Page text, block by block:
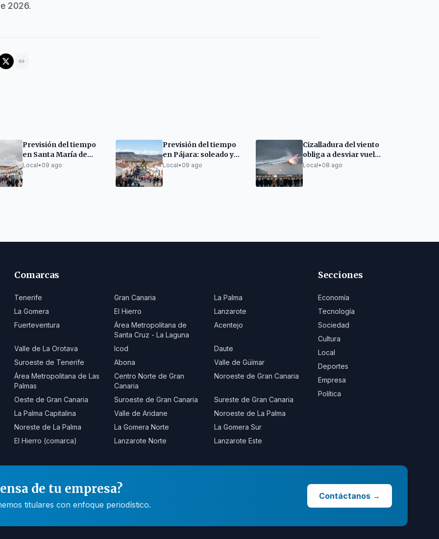
2026.
Previsión del tiempo
en Santa María de
Guía: nublado y cálido
Local• 09 ago
Previsión del tiempo
en Pájara: soleado y
cálido este domingo
Local• 09 ago
Cizalladura del viento
obliga a desviar vuelos
en el Aeropuerto de
Local• 08 ago
Comarcas
Tenerife Gran Canaria
La Palma
La Gomera
El Hierro
Lanzarote
Fuerteventura
Área Metropolitana de
Santa Cruz - La Laguna
Acentejo
Valle de La Orotava Icod
Daute
Suroeste de Tenerife
Abona
Valle de Güímar
Área Metropolitana de Las
Palmas
Centro Norte de Gran
Canaria
Noroeste de Gran Canaria
Oeste de Gran Canaria Suroeste de Gran Canaria
Sureste de Gran Canaria
La Palma Capitalina
Valle de Aridane
Noroeste de La Palma
Noreste de La Palma
La Gomera Norte
La Gomera Sur
El Hierro (comarca)
Lanzarote Norte Lanzarote Este
Secciones
Economía
Tecnología
Sociedad
Cultura
Local
Deportes
Empresa
Política
de tu empresa?
titulares con enfoque periodístico.
Contáctanos →